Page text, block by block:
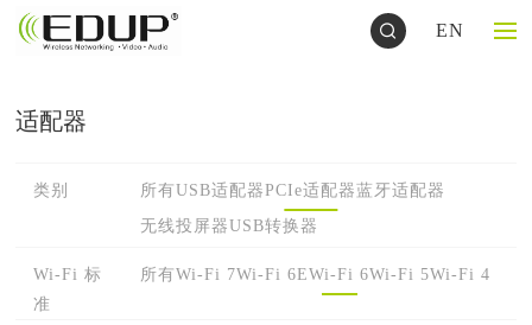
EN
适配器
类别 所有USB适配器PCIe适配器蓝牙适配器
无线投屏器USB转换器
Wi-Fi 标
准
所有Wi-Fi 7Wi-Fi 6EWi-Fi 6Wi-Fi 5Wi-Fi 4